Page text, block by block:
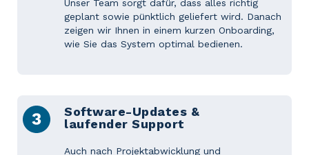
Unser Team sorgt dafür, dass alles richtig
geplant sowie pünktlich geliefert wird. Danach
zeigen wir Ihnen in einem kurzen Onboarding,
wie Sie das System optimal bedienen.
Software-Updates &
laufender Support
Auch nach Projektabwicklung und